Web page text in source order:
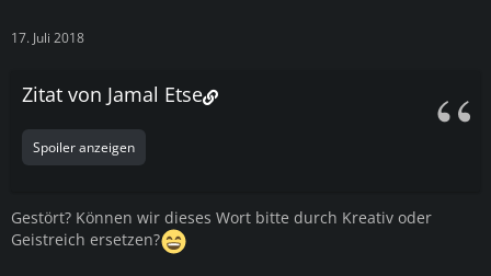
17. Juli 2018
Zitat von Jamal Etse
Spoiler anzeigen
Gestört? Können wir dieses Wort bitte durch Kreativ oder
Geistreich ersetzen?